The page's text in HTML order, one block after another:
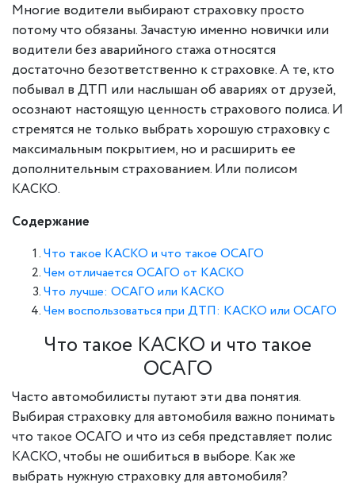
Многие водители выбирают страховку просто
потому что обязаны. Зачастую именно новички или
водители без аварийного стажа относятся
достаточно безответственно к страховке. А те, кто
побывал в ДТП или наслышан об авариях от друзей,
осознают настоящую ценность страхового полиса. И
стремятся не только выбрать хорошую страховку с
максимальным покрытием, но и расширить ее
дополнительным страхованием. Или полисом
КАСКО.
Содержание
Что такое КАСКО и что такое ОСАГО
Чем отличается ОСАГО от КАСКО
Что лучше: ОСАГО или КАСКО
Чем воспользоваться при ДТП: КАСКО или ОСАГО
Что такое КАСКО и что такое
ОСАГО
Часто автомобилисты путают эти два понятия.
Выбирая страховку для автомобиля важно понимать
что такое ОСАГО и что из себя представляет полис
КАСКО, чтобы не ошибиться в выборе. Как же
выбрать нужную страховку для автомобиля?